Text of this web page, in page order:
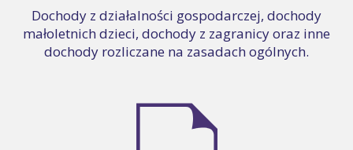
Dochody z działalności gospodarczej, dochody
małoletnich dzieci, dochody z zagranicy oraz inne
dochody rozliczane na zasadach ogólnych.